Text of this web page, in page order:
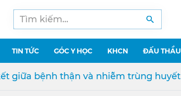
TIN TỨC GÓC Y HỌC KHCN ĐẤU THẦU
giữa bệnh thận và nhiễm trùng huyết